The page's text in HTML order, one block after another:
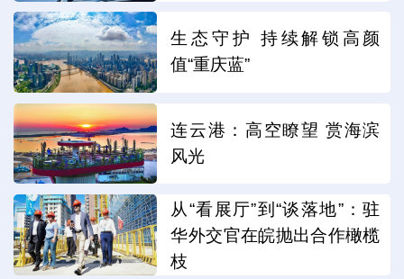
生态守护 持续解锁高颜
值“重庆蓝”
连云港：高空瞭望 赏海滨
风光
从“看展厅”到“谈落地”：驻
华外交官在皖抛出合作橄榄
枝